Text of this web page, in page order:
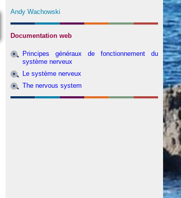
Andy Wachowski
Documentation web
Principes généraux de fonctionnement du
système nerveux
Le système nerveux
The nervous system